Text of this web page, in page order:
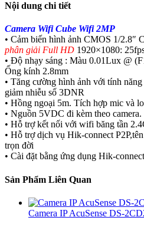
Nội dung chi tiết
Camera Wifi Cube Wifi 2MP
• Cảm biến hình ảnh CMOS 1/2.8″
phân giải Full HD 1920×1080:
• Độ nhạy sáng : Màu 0.01Lux @
Ống kính 2.8mm
• Tăng cường hình ảnh với tính
giảm nhiễu số 3DNR
• Hồng ngoại 5m. Tích hợp mic và
• Nguồn 5VDC đi kèm theo
• Hỗ trợ kết nối với wifi băng tần
• Hỗ trợ dịch vụ Hik-connect
trọn đời
• Cài đặt bằng ứng dụng Hik-
Sản Phẩm Liên Quan
Camera IP AcuSense DS-